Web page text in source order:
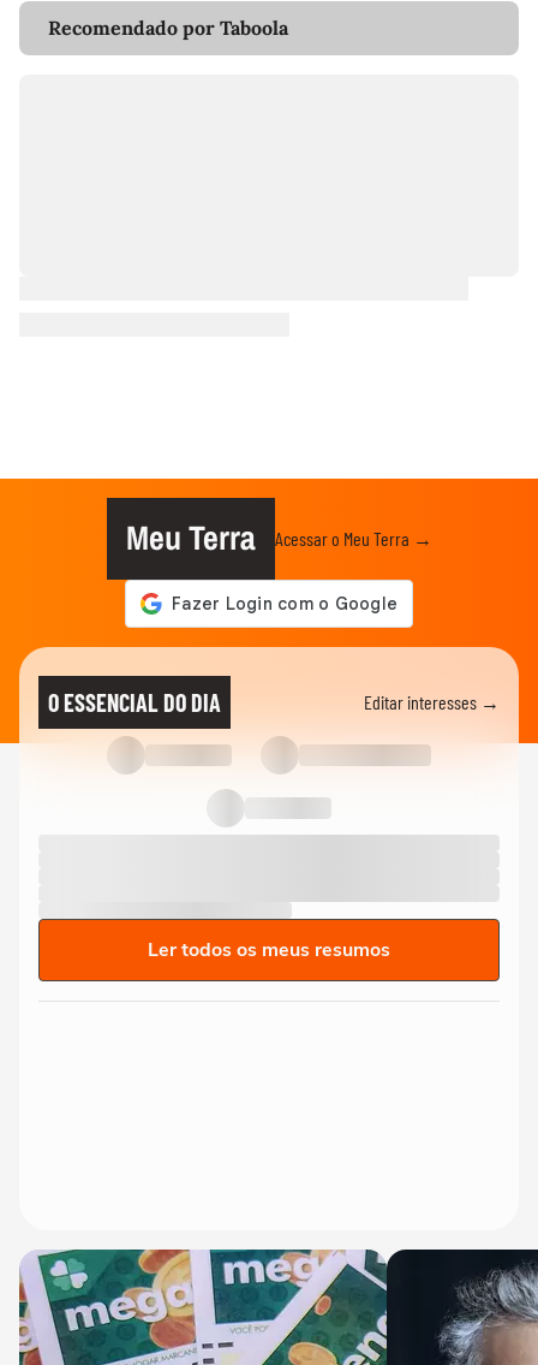
Recomendado por Taboola
Meu Terra Acessar o Meu Terra →
O ESSENCIAL DO DIA Editar interesses →
Ler todos os meus resumos